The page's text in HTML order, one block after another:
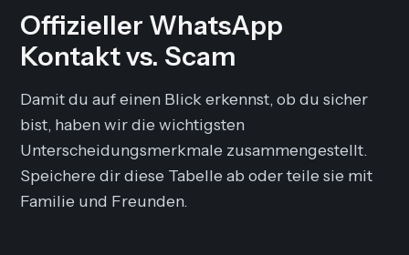
Offizieller WhatsApp
Kontakt vs. Scam
Damit du auf einen Blick erkennst, ob du sicher
bist, haben wir die wichtigsten
Unterscheidungsmerkmale zusammengestellt.
Speichere dir diese Tabelle ab oder teile sie mit
Familie und Freunden.